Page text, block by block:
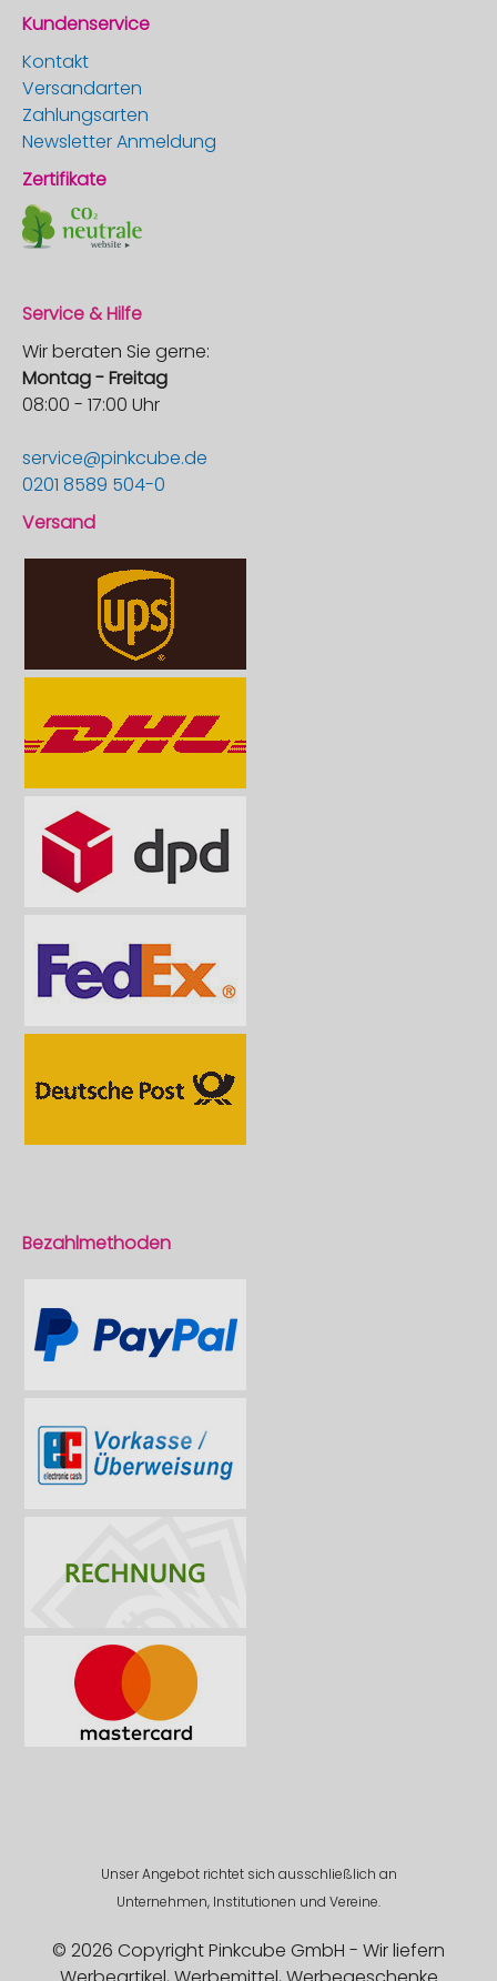
Kundenservice
Kontakt
Versandarten
Zahlungsarten
Newsletter Anmeldung
Zertifikate
Service & Hilfe
Wir beraten Sie gerne:
Montag - Freitag
08:00 - 17:00 Uhr
service@pinkcube.de
0201 8589 504-0
Versand
Bezahlmethoden
Unser Angebot richtet sich ausschließlich an
Unternehmen, Institutionen und Vereine.
© 2026 Copyright Pinkcube GmbH - Wir liefern